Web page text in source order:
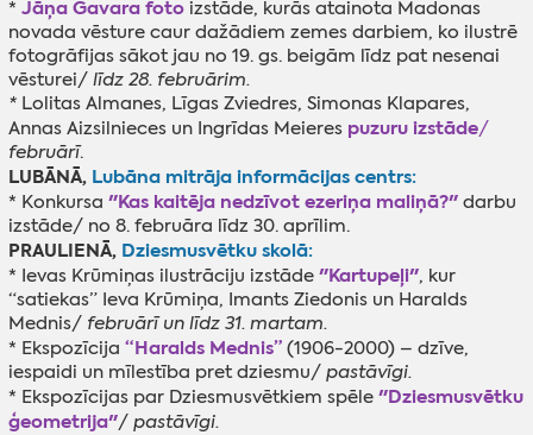
* Jāņa Gavara fotoizstāde, kurās atainota Madonas
novada vēsture caur dažādiem zemes darbiem, ko ilustrē
fotogrāfijas sākot jau no 19. gs. beigām līdz pat nesenai
vēsturei/ līdz 28. februārim.
*Lolitas Almanes, Līgas Zviedres, Simonas Klapares,
Annas Aizsilnieces un Ingrīdas Meierespuzuru izstāde/
februārī.
LUBĀNĀ, Lubāna mitrāja informācijas centrs:
* Konkursa "Kas kaitēja nedzīvot ezeriņa maliņā?"darbu
izstāde/ no 8. februāra līdz 30. aprīlim.
PRAULIENĀ, Dziesmusvētku skolā:
* Ievas Krūmiņas ilustrāciju izstāde"Kartupeļi", kur
“satiekas” Ieva Krūmiņa, Imants Ziedonis un Haralds
Mednis/ februārī un līdz 31. martam.
* Ekspozīcija “Haralds Mednis” (1906-2000) – dzīve,
iespaidi un mīlestība pret dziesmu/ pastāvīgi.
* Ekspozīcijas par Dziesmusvētkiem spēle "Dziesmusvētku
ģeometrija"/ pastāvīgi.